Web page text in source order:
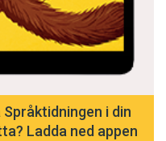
i din
Ladda ned appen